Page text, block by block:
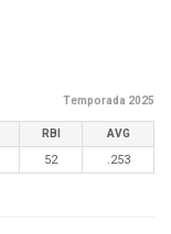
Temporada 2025
RBI AVG
52 .253